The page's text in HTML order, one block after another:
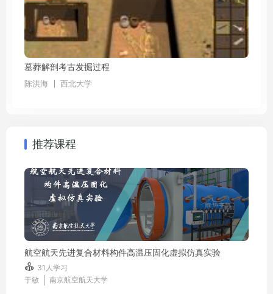
墓葬解剖考古发掘过程
陈洪海 西北大学
推荐课程
航空航天先进复合材料构件高温压固化虚拟仿真实验
 31人学习
于敏
南京航空航天大学